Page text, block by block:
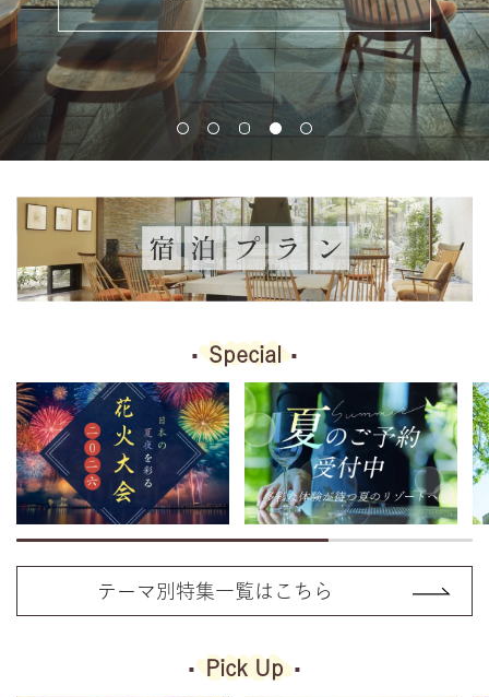
Special
テーマ別特集一覧はこちら
Pick Up